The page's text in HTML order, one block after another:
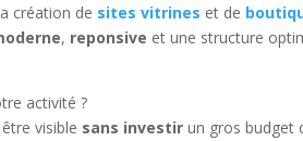
création de sites vitrines et de
, reponsive et une structure
activité ?
visible sans investir un gros budget